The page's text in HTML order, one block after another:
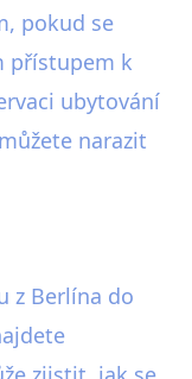
pokud se
přístupem k
ubytování
narazit
z Berlína do